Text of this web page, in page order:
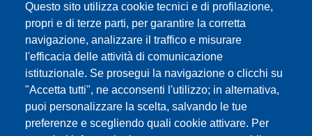
Questo sito utilizza cookie tecnici e di profilazione,
propri e di terze parti, per garantire la corretta
navigazione, analizzare il traffico e misurare
l'efficacia delle attività di comunicazione
istituzionale. Se prosegui la navigazione o clicchi su
"Accetta tutti", ne acconsenti l'utilizzo; in alternativa,
puoi personalizzare la scelta, salvando le tue
preferenze e scegliendo quali cookie attivare. Per
URP | Ufficio Relazioni con il Pubblico
Sedi
Mappa del sito
Webmaster e redazione web
Elenco dei siti tematici
Accessibilità